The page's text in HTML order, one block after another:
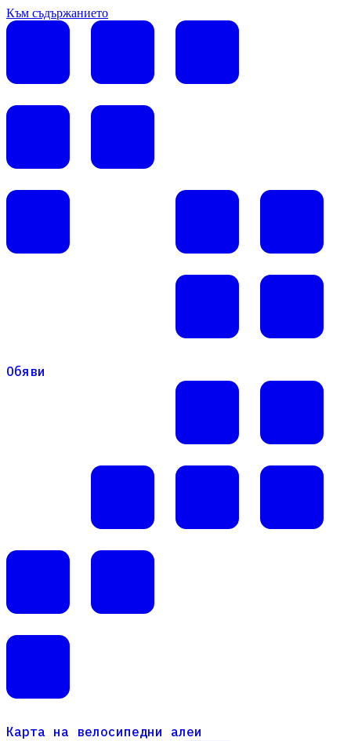
Към съдържанието
Обяви
Карта на велосипедни алеи